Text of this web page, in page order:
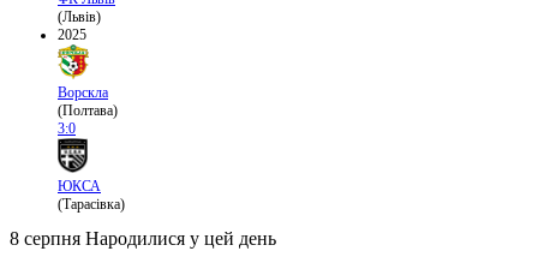
(Львів)
2025
Ворскла
(Полтава)
3:0
ЮКСА
(Тарасівка)
8 серпня Народилися у цей день